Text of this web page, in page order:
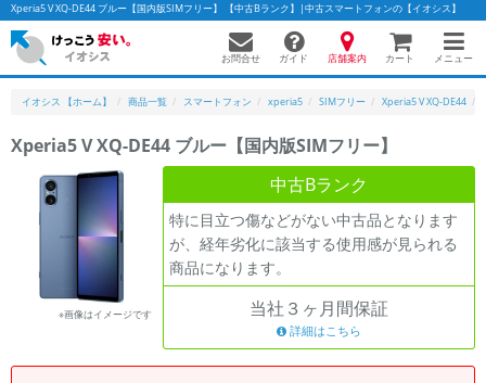
Xperia5 V XQ-DE44 ブルー【国内版SIMフリー】 【中古Bランク】|中古スマートフォンの【イオシス】
お問合せ ガイド 店舗案内 カート メニュー
イオシス 【ホーム】 商品一覧 スマートフォン xperia5 SIMフリー Xperia5 V XQ-DE44
Xperia5 V XQ-DE44 ブルー【国内版SIMフリー】
※画像はイメージです
中古Bランク
特に目立つ傷などがない中古品となります
が、経年劣化に該当する使用感が見られる
商品になります。
当社３ヶ月間保証
詳細はこちら
かんたんパソコン検索に切り替える
フリーワード
除外ワード
カテゴリー